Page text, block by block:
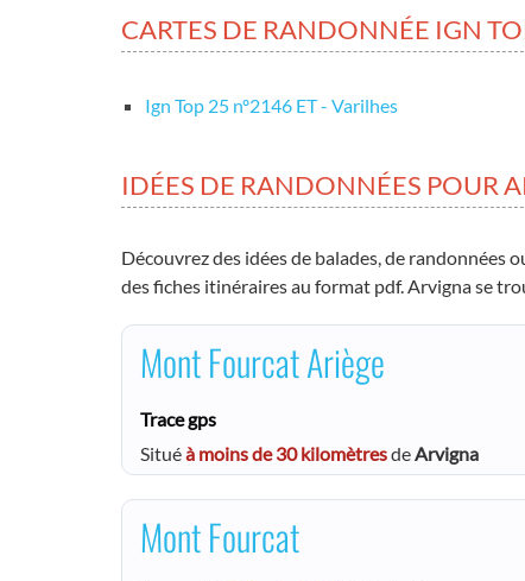
CARTES DE RANDONNÉE IGN
Ign Top 25 nº2146 ET - Varilhes
IDÉES DE RANDONNÉES POUR
Découvrez des idées de balades, de randonnées
des fiches itinéraires au format pdf. Arvigna se
Mont Fourcat Ariège
Trace gps
Situéà moins de 30 kilomètresdeArvigna
Mont Fourcat